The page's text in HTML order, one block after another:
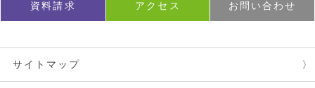
資料請求 アクセス お問い合わせ
サイトマップ